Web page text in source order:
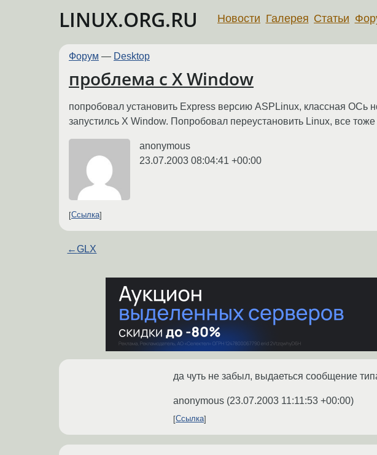
LINUX.ORG.RU Новости Галерея Статьи
Форум — Desktop
проблема с X Window
попробовал установить Express версию ASPLinux, классная ОСь
запустилсь X Window. Попробовал переустановить Linux, все
anonymous
23.07.2003 08:04:41 +00:00
Ссылка
←GLX
да чуть не забыл, выдаеться сообщение
anonymous (23.07.2003 11:11:53 +00:00)
Ссылка